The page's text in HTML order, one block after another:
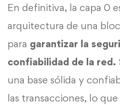
En definitiva, la capa 0
arquitectura de una
para garantizar la
confiabilidad de la red.
una base sólida y
las transacciones, lo